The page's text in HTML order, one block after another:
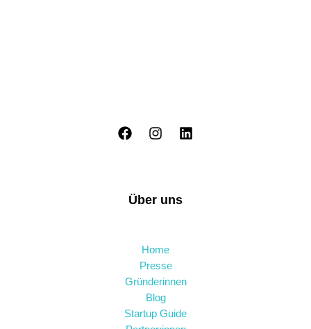
Über uns
Home
Presse
Gründerinnen
Blog
Startup Guide